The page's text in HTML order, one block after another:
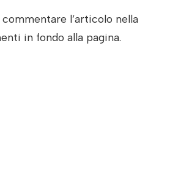
l’articolo nella
in fondo alla pagina.